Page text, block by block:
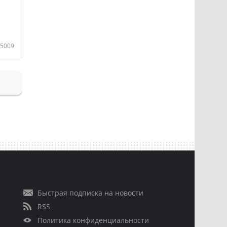
5009
Быстрая подписка на новости
RSS
Политика конфиденциальности